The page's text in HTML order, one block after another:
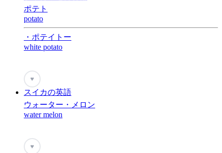
ポテト
potato
・ポテイトー
white potato
♥
スイカの英語
ウォーター・メロン
water melon
♥